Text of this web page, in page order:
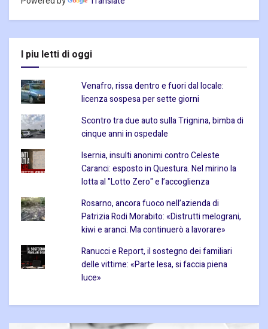
I piu letti di oggi
Venafro, rissa dentro e fuori dal locale:
licenza sospesa per sette giorni
Scontro tra due auto sulla Trignina, bimba di
cinque anni in ospedale
Isernia, insulti anonimi contro Celeste
Caranci: esposto in Questura. Nel mirino la
lotta al "Lotto Zero" e l’accoglienza
Rosarno, ancora fuoco nell’azienda di
Patrizia Rodi Morabito: «Distrutti melograni,
kiwi e aranci. Ma continuerò a lavorare»
Ranucci e Report, il sostegno dei familiari
delle vittime: «Parte lesa, si faccia piena
luce»